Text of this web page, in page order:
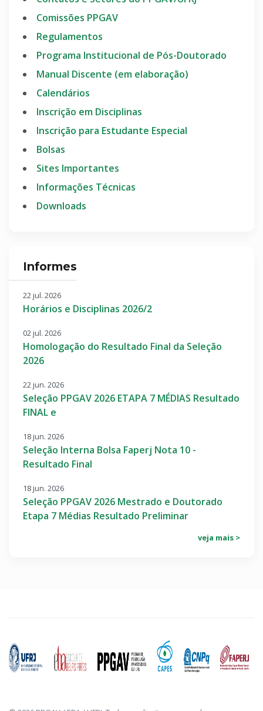
Comissões PPGAV
Regulamentos
Programa Institucional de Pós-Doutorado
Manual Discente (em elaboração)
Calendários
Inscrição em Disciplinas
Inscrição para Estudante Especial
Bolsas
Sites Importantes
Informações Técnicas
Downloads
Informes
22 jul. 2026
Horários e Disciplinas 2026/2
02 jul. 2026
Homologação do Resultado Final da Seleção
2026
22 jun. 2026
Seleção PPGAV 2026 ETAPA 7 MÉDIAS Resultado
FINAL e
18 jun. 2026
Seleção Interna Bolsa Faperj Nota 10 -
Resultado Final
18 jun. 2026
Seleção PPGAV 2026 Mestrado e Doutorado
Etapa 7 Médias Resultado Preliminar
veja mais >